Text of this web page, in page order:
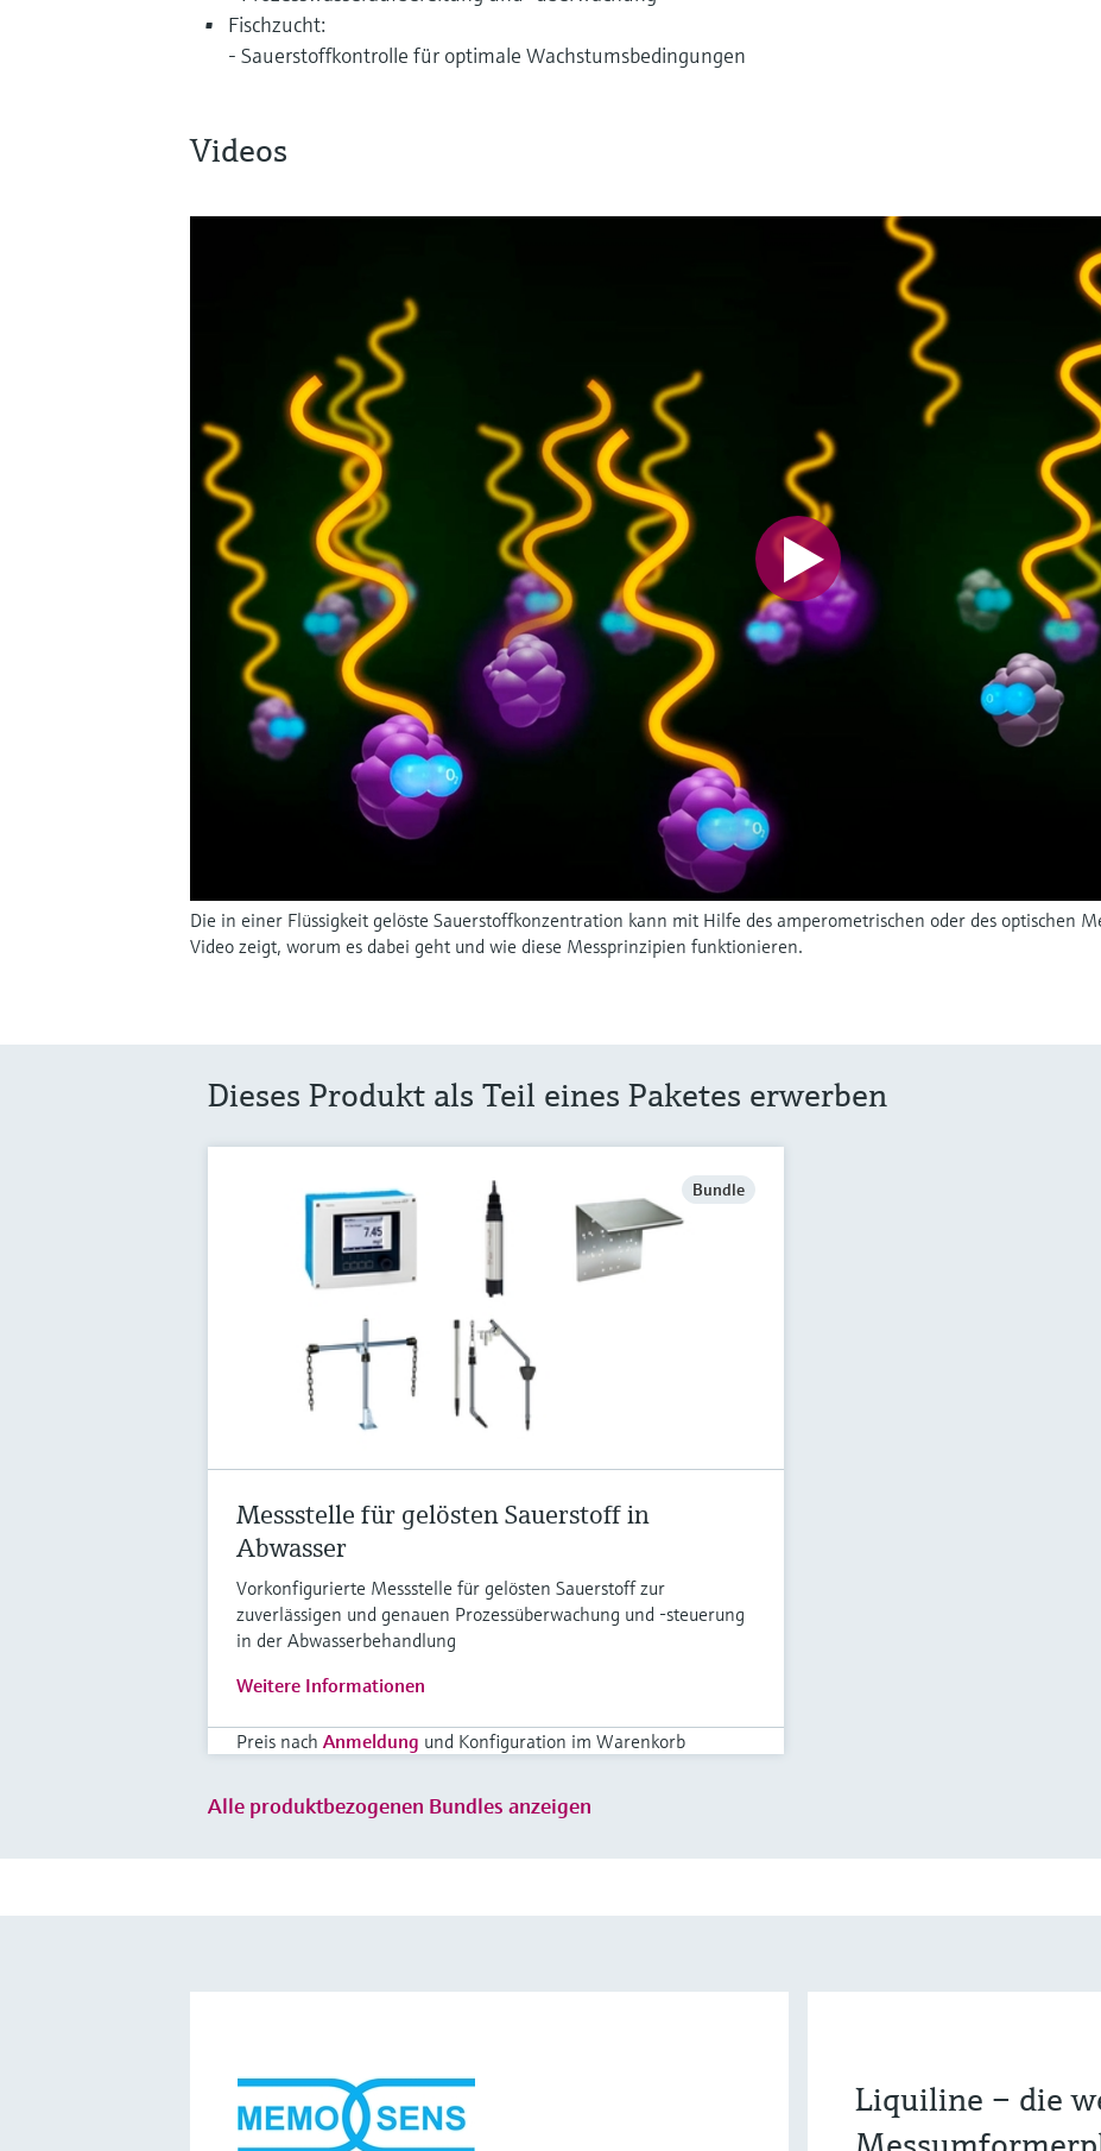
Fischzucht:
- Sauerstoffkontrolle für optimale Wachstumsbedingungen
Videos
Die in einer Flüssigkeit gelöste Sauerstoffkonzentration kann mit Hilfe des amperometrischen oder des optischen
Video zeigt, worum es dabei geht und wie diese Messprinzipien funktionieren.
Dieses Produkt als Teil eines Paketes erwerben
Bundle
Messstelle für gelösten Sauerstoff in
Abwasser
Vorkonfigurierte Messstelle für gelösten Sauerstoff zur
zuverlässigen und genauen Prozessüberwachung und -steuerung
in der Abwasserbehandlung
Weitere Informationen
Preis nach Anmeldung und Konfiguration im Warenkorb
Alle produktbezogenen Bundles anzeigen
Liquiline – die